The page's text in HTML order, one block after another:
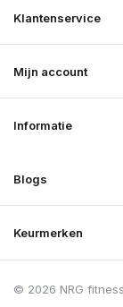
Klantenservice
Mijn account
Informatie
Blogs
Keurmerken
© 2026 NRG